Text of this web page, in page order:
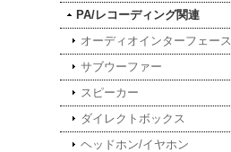
PA/レコーディング関連
オーディオインターフェース
サブウーファー
スピーカー
ダイレクトボックス
ヘッドホン/イヤホン